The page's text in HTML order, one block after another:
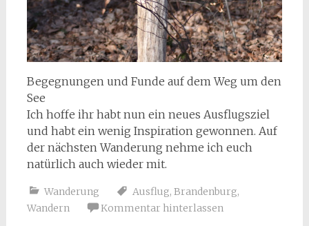
Begegnungen und Funde auf dem Weg um den
See
Ich hoffe ihr habt nun ein neues Ausflugsziel
und habt ein wenig Inspiration gewonnen. Auf
der nächsten Wanderung nehme ich euch
natürlich auch wieder mit.
Wanderung Ausflug, Brandenburg,
Wandern
Kommentar hinterlassen